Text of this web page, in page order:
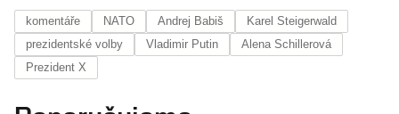
komentáře NATO Andrej Babiš
Karel Steigerwald
prezidentské volby
Vladimir Putin
Alena Schillerová
Prezident X